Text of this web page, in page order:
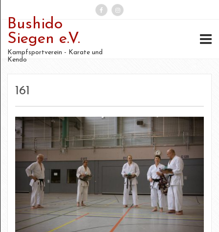
Suchen
nach:
Bushido
Siegen e.V.
Kampfsportverein - Karate und
Kendo
161